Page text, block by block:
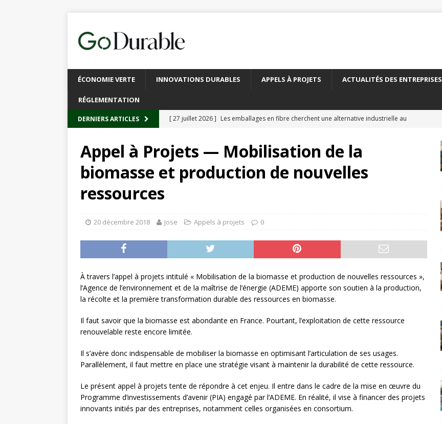
ÉCONOMIE VERTE INNOVATIONS DURABLES APPELS À PROJETS ACTUALITÉS DES ENTREPRISES
RÉGLEMENTATION
DERNIERS ARTICLES [ 27 juillet 2026 ] Les emballages en fibre cherchent une alternative industrielle au
[ 20 juillet 2026 ]
Un nouveau carton recyclé étend les débouchés de l’emballage
circulaire
ACTUALITÉS DES ENTREPRISES
[ 6 juillet 2026 ] Bruxelles encadre le recyclage chimique des bouteilles en PET
L’INTERNATIONAL
[ 3 août 2026 ] Le solaire et l’éolien dépassent durablement le charbon aux États-Unis
À L’INTERNATIONAL
Appel à Projets — Mobilisation de la
biomasse et production de nouvelles
ressources
20 décembre 2018 Jose Appels à projets 0
À travers l’appel à projets intitulé « Mobilisation de la biomasse et production de nouvelles ressources »,
l’Agence de l’environnement et de la maîtrise de l’énergie (ADEME) apporte son soutien à la production,
la récolte et la première transformation durable des ressources en biomasse.
Il faut savoir que la biomasse est abondante en France. Pourtant, l’exploitation de cette ressource
renouvelable reste encore limitée.
Il s’avère donc indispensable de mobiliser la biomasse en optimisant l’articulation de ses usages.
Parallèlement, il faut mettre en place une stratégie visant à maintenir la durabilité de cette ressource.
Le présent appel à projets tente de répondre à cet enjeu. Il entre dans le cadre de la mise en œuvre du
Programme d’investissements d’avenir (PIA) engagé par l’ADEME. En réalité, il vise à financer des projets
innovants initiés par des entreprises, notamment celles organisées en consortium.